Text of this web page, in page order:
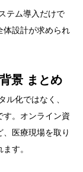
テム導入だけで
体設計が求められ
景 まとめ
ル化ではなく、
す。オンライン資
医療現場を取り
す。